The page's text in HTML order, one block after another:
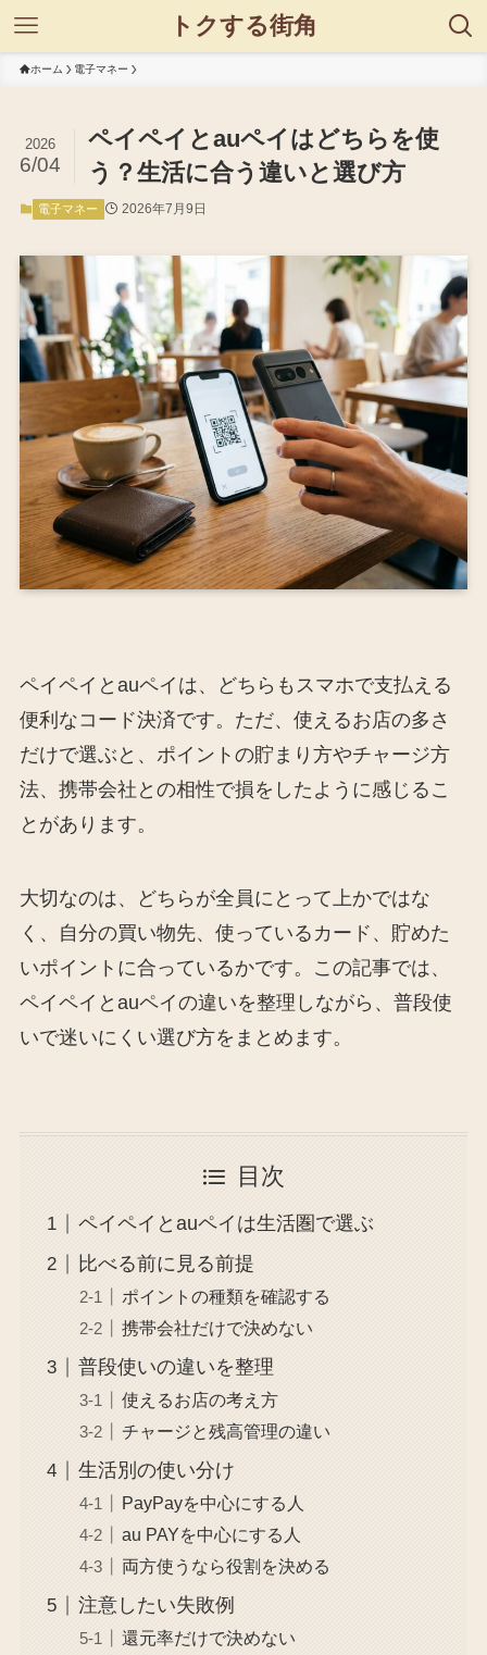
トクする街角
ホーム 電子マネー
ペイペイとauペイはどちらを使
う？生活に合う違いと選び方
2026
6/04
電子マネー 2026年7月9日
ペイペイとauペイは、どちらもスマホで支払える
便利なコード決済です。ただ、使えるお店の多さ
だけで選ぶと、ポイントの貯まり方やチャージ方
法、携帯会社との相性で損をしたように感じるこ
とがあります。
大切なのは、どちらが全員にとって上かではな
く、自分の買い物先、使っているカード、貯めた
いポイントに合っているかです。この記事では、
ペイペイとauペイの違いを整理しながら、普段使
いで迷いにくい選び方をまとめます。
目次
ペイペイとauペイは生活圏で選ぶ
比べる前に見る前提
ポイントの種類を確認する
携帯会社だけで決めない
普段使いの違いを整理
使えるお店の考え方
チャージと残高管理の違い
生活別の使い分け
PayPayを中心にする人
au PAYを中心にする人
両方使うなら役割を決める
注意したい失敗例
還元率だけで決めない